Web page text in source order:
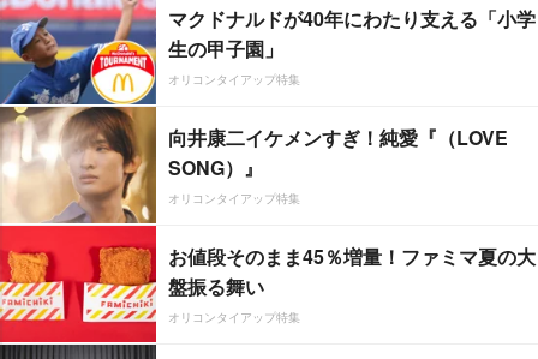
マクドナルドが40年にわたり支える「小学
生の甲子園」
オリコンタイアップ特集
向井康二イケメンすぎ！純愛『（LOVE
SONG）』
オリコンタイアップ特集
お値段そのまま45％増量！ファミマ夏の大
盤振る舞い
オリコンタイアップ特集